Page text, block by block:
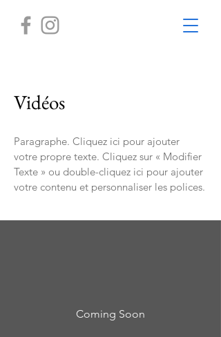
Vidéos
Paragraphe. Cliquez ici pour ajouter
votre propre texte. Cliquez sur « Modifier
Texte » ou double-cliquez ici pour ajouter
votre contenu et personnaliser les polices.
Coming Soon